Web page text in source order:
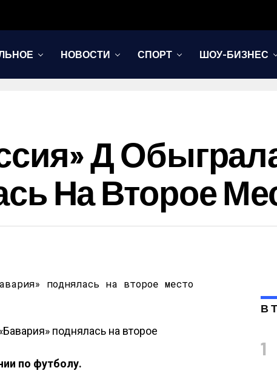
НОВОСТИ СПОРТ ШОУ-БИЗНЕС
Д
На Второе
по футболу.
В